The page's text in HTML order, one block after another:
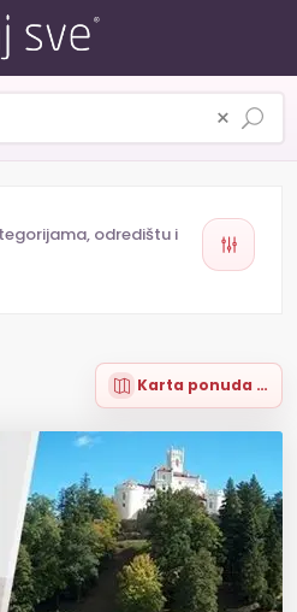
×
odredištu i
Karta ponuda (7)